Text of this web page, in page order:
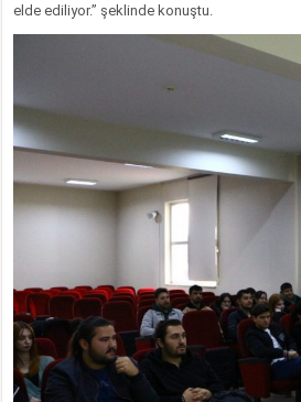
elde ediliyor.” şeklinde konuştu.